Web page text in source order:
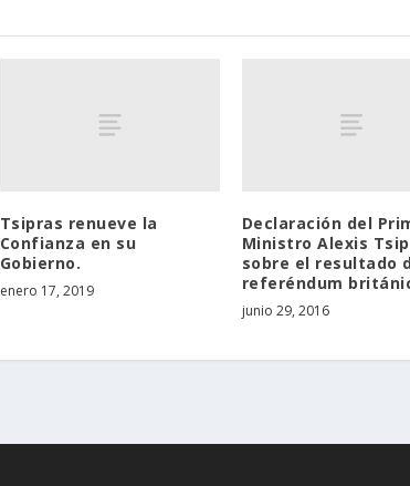
Tsipras renueve la
Confianza en su
Gobierno.
enero 17, 2019
Declaración del
Ministro Alexis
sobre el resultado
referéndum
junio 29, 2016